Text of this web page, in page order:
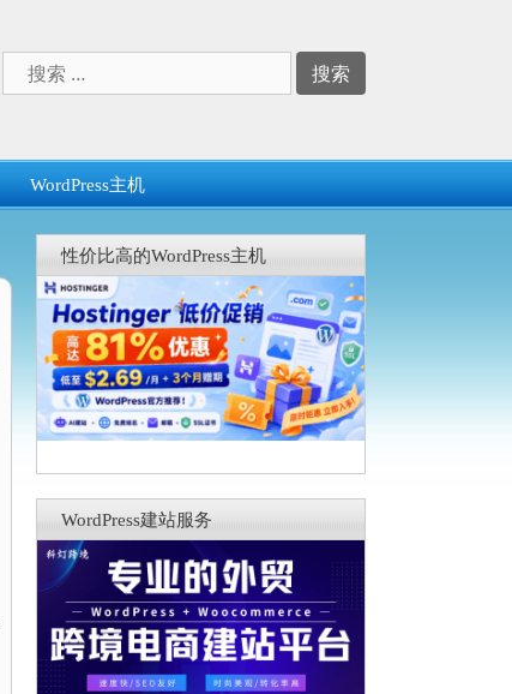
索：
WordPress主机
性价比高的WordPress主机
WordPress建站服务